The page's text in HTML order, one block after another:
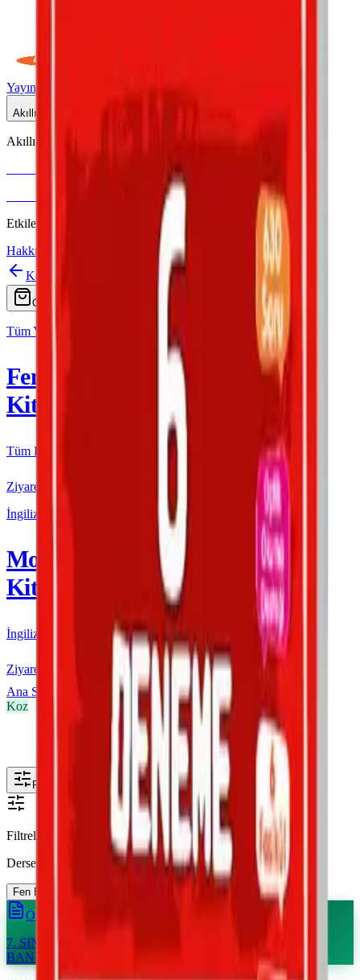
Yayınlar
Akıllı Tahta
Akıllı Tahta Uyumlu
Etkileşimli içerik · Video destekli anlatım · MEB uyumlu
Hakkımızda
Koz
Online Satış
Tüm Yayınlar
Fenomen
Kitap
Tüm Kurmay yayınları için resmi satış
Ziyaret Et
İngilizce
More & More
Kitap
İngilizce kaynakları için resmi satış
Ziyaret Et
Ana Sayfa
7. Sınıf
Koz
Filtrele
Filtrele
Derse Göre
Fen Bilimleri Tüm Dersler / Deneme1 Türkçe
Önizle
7. SINIF KOZ (Kolay – Orta – Zor) FEN BİLİMLERİ SORU
BANKASI